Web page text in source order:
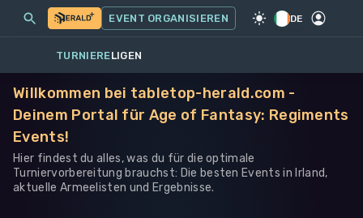
SPIEL·WARHAMMER 40K
MEINE EVENTS MEHR
EVENT ORGANISIEREN DE
TURNIERELIGEN
Willkommen bei tabletop-herald.com -
Deinem Portal für Age of Fantasy: Regiments
Events!
Hier findest du alles, was du für die optimale
Turniervorbereitung brauchst: Die besten Events in Irland,
aktuelle Armeelisten und Ergebnisse.